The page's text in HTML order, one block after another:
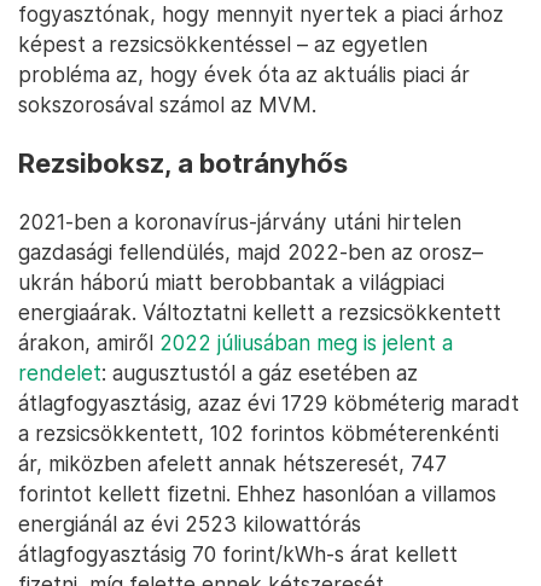
fogyasztónak, hogy mennyit nyertek a piaci árhoz
képest a rezsicsökkentéssel – az egyetlen
probléma az, hogy évek óta az aktuális piaci ár
sokszorosával számol az MVM.
Rezsiboksz, a botrányhős
2021-ben a koronavírus-járvány utáni hirtelen
gazdasági fellendülés, majd 2022-ben az orosz–
ukrán háború miatt berobbantak a világpiaci
energiaárak. Változtatni kellett a rezsicsökkentett
árakon, amiről 2022 júliusában meg is jelent a
rendelet: augusztustól a gáz esetében az
átlagfogyasztásig, azaz évi 1729 köbméterig maradt
a rezsicsökkentett, 102 forintos köbméterenkénti
ár, miközben afelett annak hétszeresét, 747
forintot kellett fizetni. Ehhez hasonlóan a villamos
energiánál az évi 2523 kilowattórás
átlagfogyasztásig 70 forint/kWh-s árat kellett